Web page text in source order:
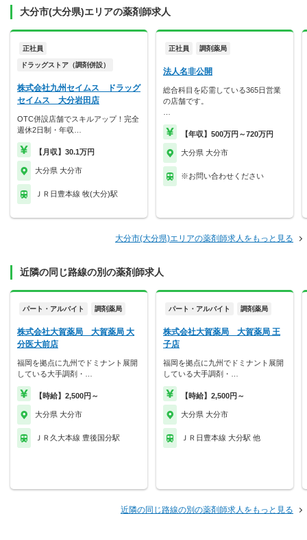
大分市(大分県)エリアの薬剤師求人
正社員
ドラッグストア（調剤併設）
株式会社九州セイムス ドラッグ
セイムス 大分岩田店
OTC併設店舗でスキルアップ！完全
週休2日制・年収…
【月収】30.1万円
大分県 大分市
ＪＲ日豊本線 牧(大分)駅
正社員 調剤薬局
法人名非公開
総合科目を応需している365日営業
の店舗です。
…
【年収】500万円～720万円
大分県 大分市
※お問い合わせください
大分市(大分県)エリアの薬剤師求人をもっと見る
近隣の同じ路線の別の薬剤師求人
パート・アルバイト 調剤薬局
株式会社大賀薬局 大賀薬局 大
分医大前店
福岡を拠点に九州でドミナント展開
している大手調剤・…
【時給】2,500円～
大分県 大分市
ＪＲ久大本線 豊後国分駅
パート・アルバイト 調剤薬局
株式会社大賀薬局 大賀薬局 王
子店
福岡を拠点に九州でドミナント展開
している大手調剤・…
【時給】2,500円～
大分県 大分市
ＪＲ日豊本線 大分駅 他
近隣の同じ路線の別の薬剤師求人をもっと見る